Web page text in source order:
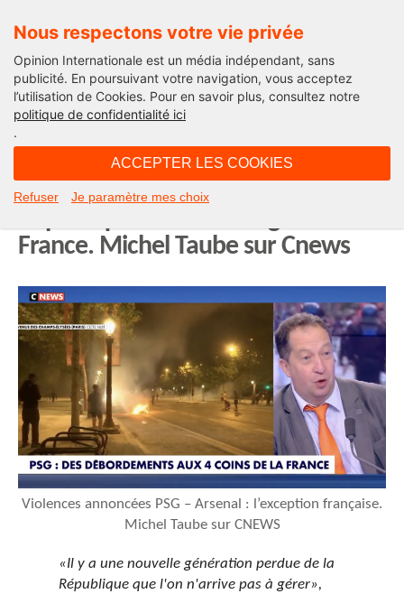
Nous respectons votre vie privée
Opinion Internationale est un média indépendant, sans
publicité. En poursuivant votre navigation, vous acceptez
l’utilisation de Cookies. Pour en savoir plus, consultez notre
politique de confidentialité ici
.
ACCEPTER LES COOKIES
Refuser Je paramètre mes choix
Edito
Une génération perdue de la
France. Michel Taube sur Cnews
Violences annoncées PSG – Arsenal : l’exception française.
Michel Taube sur CNEWS
«Il y a une nouvelle génération perdue de la
République que l'on n'arrive pas à gérer»,